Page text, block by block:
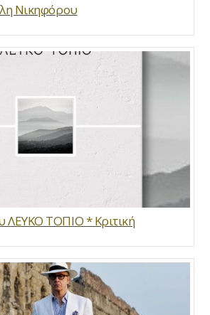
Νικηφόρου
ΛΕΥΚΟ ΤΟΠΙΟ * Κριτική